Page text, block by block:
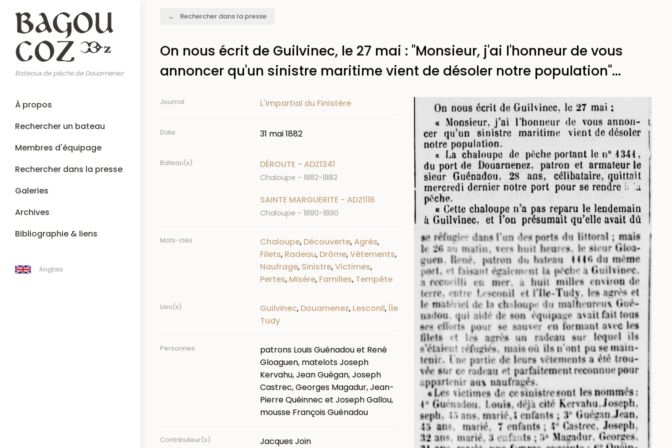
contenu
principal
Bateaux de pêche de Douarnenez
Main
navigation
À propos
Rechercher un bateau
Membres d'équipage
Rechercher dans la presse
Galeries
Archives
Bibliographie & liens
Anglais
Rechercher dans la presse
On nous écrit de Guilvinec, le 27 mai : "Monsieur, j'ai l'honneur de vous
annoncer qu'un sinistre maritime vient de désoler notre population"...
Journal L'Impartial du Finistère
Date 31 mai 1882
Bateau(x) DÉROUTE - ADZ1341
Chaloupe - 1882-1882
SAINTE MARGUERITE - ADZ1116
Chaloupe - 1880-1890
Mots-clés Chaloupe, Découverte,Agrès,
Filets, Radeau, Drôme,Vêtements,
Naufrage, Sinistre,Victimes,
Pertes, Misère, Familles, Tempête
Lieu(x) Guilvinec, Douarnenez, Lesconil,Île
Tudy
Personnes
patrons Louis Guénadou et René
Gloaguen, matelots Joseph
Kervahu, Jean Guégan, Joseph
Castrec, Georges Magadur, Jean-
Pierre Quéinnec et Joseph Gallou,
mousse François Guénadou
Contributeur(s) Jacques Join